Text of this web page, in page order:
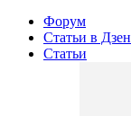
Форум
Статьи в Дзен
Статьи